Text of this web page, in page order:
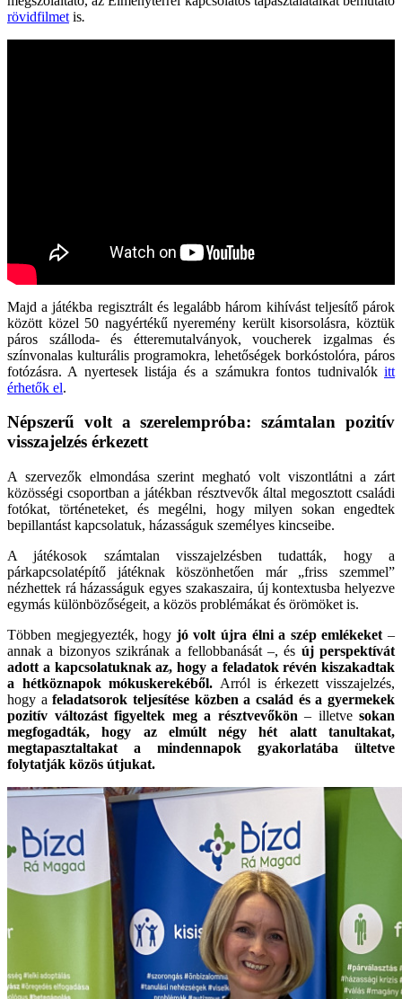
rövidfilmet is.
Majd a játékba regisztrált és legalább három kihívást teljesítő párok
között közel 50 nagyértékű nyeremény került kisorsolásra, köztük
páros szálloda- és étteremutalványok, voucherek izgalmas és
színvonalas kulturális programokra, lehetőségek borkóstolóra, páros
fotózásra. A nyertesek listája és a számukra fontos tudnivalók itt
érhetők el.
Népszerű volt a szerelempróba: számtalan pozitív
visszajelzés érkezett
A szervezők elmondása szerint megható volt viszontlátni a zárt
közösségi csoportban a játékban résztvevők által megosztott családi
fotókat, történeteket, és megélni, hogy milyen sokan engedtek
bepillantást kapcsolatuk, házasságuk személyes kincseibe.
A játékosok számtalan visszajelzésben tudatták, hogy a
párkapcsolatépítő játéknak köszönhetően már „friss szemmel”
nézhettek rá házasságuk egyes szakaszaira, új kontextusba helyezve
egymás különbözőségeit, a közös problémákat és örömöket is.
Többen megjegyezték, hogy jó volt újra élni a szép emlékeket –
annak a bizonyos szikrának a fellobbanását –, és új perspektívát
adott a kapcsolatuknak az, hogy a feladatok révén kiszakadtak
a hétköznapok mókuskerekéből. Arról is érkezett visszajelzés,
hogy afeladatsorok teljesítése közben a család és a gyermekek
pozitív változást figyeltek meg a résztvevőkön – illetve sokan
megfogadták, hogy az elmúlt négy hét alatt tanultakat,
megtapasztaltakat a mindennapok gyakorlatába ültetve
folytatják közös útjukat.